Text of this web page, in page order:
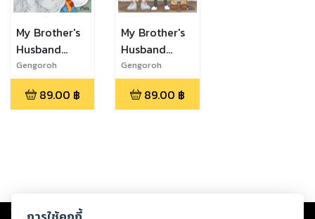
My Brother's
Husband
-ด้วยสายใย
รัก- เล่ม 2
Gengoroh
TAGAME
89.00 ฿
My Brother's
Husband
-ด้วยสายใย
รัก- เล่ม 1
Gengoroh
TAGAME
89.00 ฿
Copyright © 2026